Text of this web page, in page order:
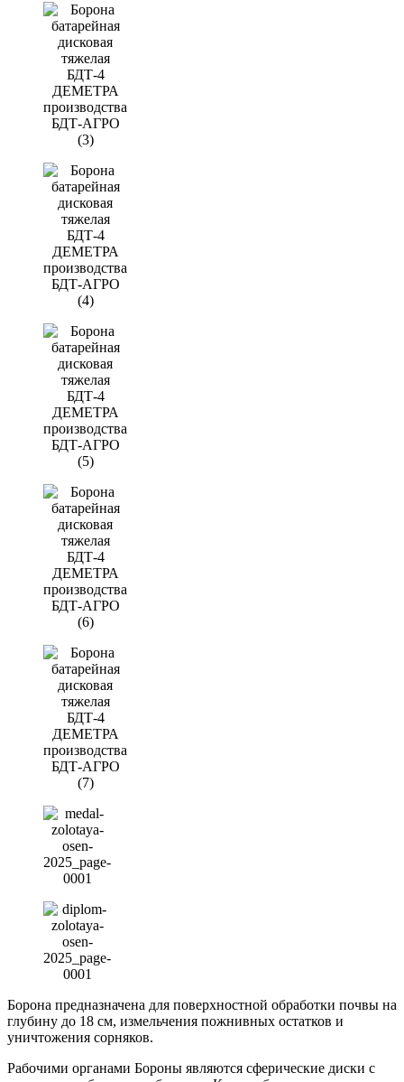
Борона предназначена для поверхностной обработки почвы на
глубину до 18 см, измельчения пожнивных остатков и
уничтожения сорняков.
Рабочими органами Бороны являются сферические диски с